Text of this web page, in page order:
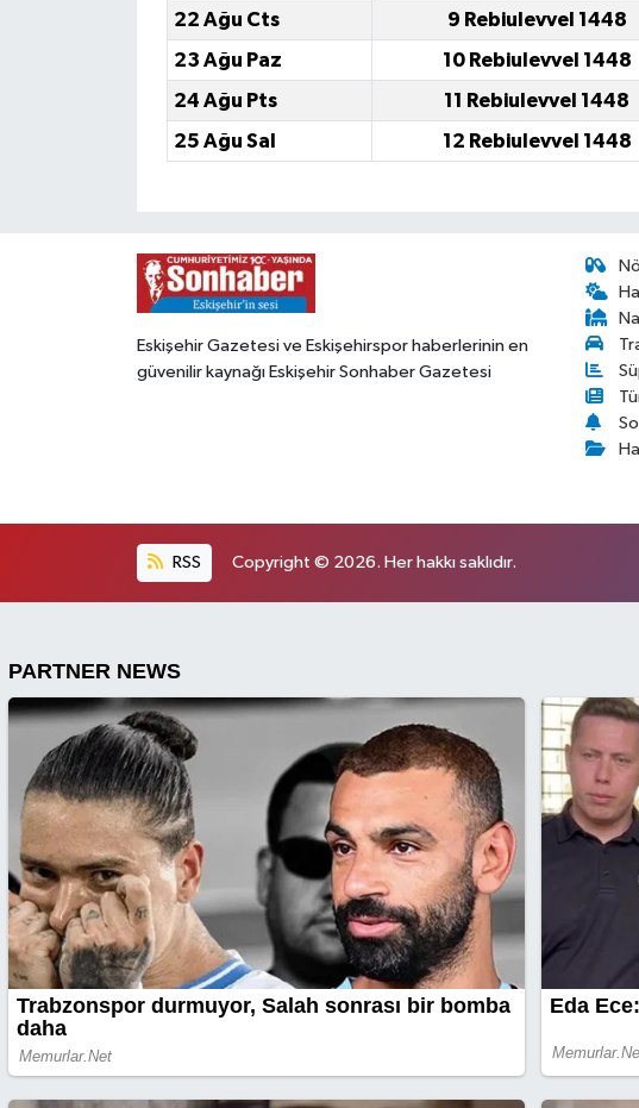
22 Ağu Cts
9 Rebiulevvel 1448
23 Ağu Paz
10 Rebiulevvel 1448
24 Ağu Pts
11 Rebiulevvel 1448
25 Ağu Sal
12 Rebiulevvel 1448
Eskişehir Gazetesi ve Eskişehirspor haberlerinin en
güvenilir kaynağı Eskişehir Sonhaber Gazetesi
RSS Copyright © 2026. Her hakkı saklıdır.